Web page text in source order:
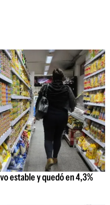
estable y quedó en 4,3%